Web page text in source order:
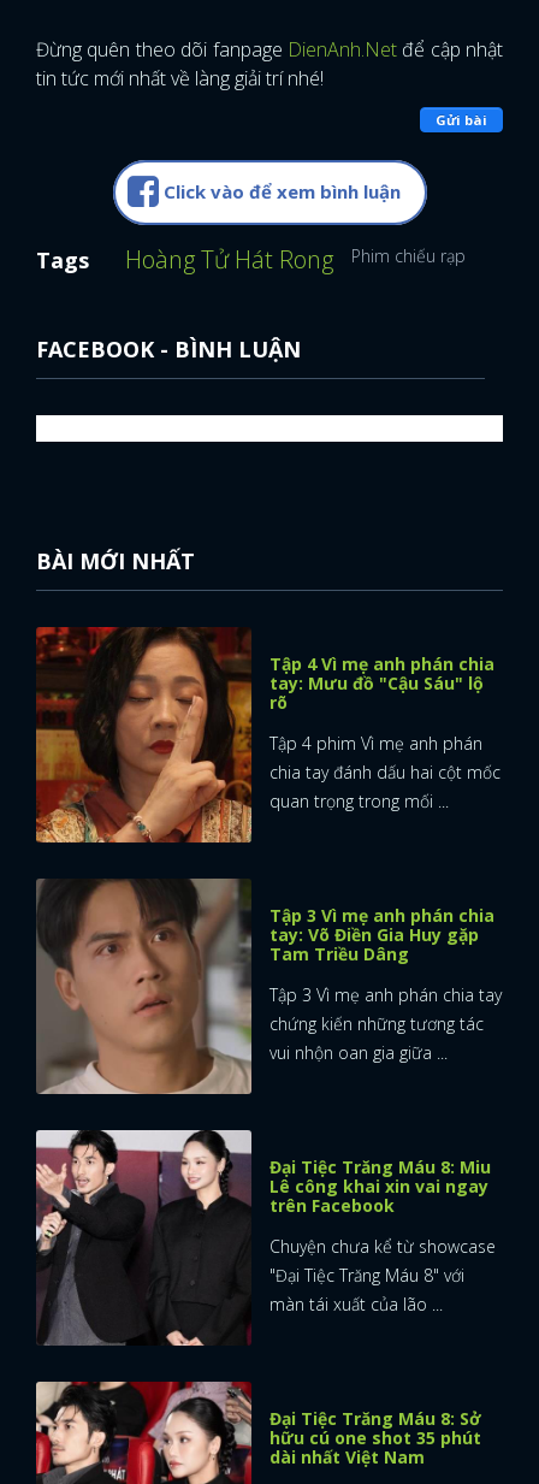
x
ĐĂNG NHẬP
FACEBOOK GOOGLE
Đừng quên theo dõi fanpage DienAnh.Net để cập nhật
tin tức mới nhất về làng giải trí nhé!
Gửi bài
Click vào để xem bình luận
Tags Hoàng Tử Hát Rong Phim chiếu rạp
FACEBOOK - BÌNH LUẬN
BÀI MỚI NHẤT
Tập 4 Vì mẹ anh phán chia
tay: Mưu đồ "Cậu Sáu" lộ
rõ
Tập 4 phim Vì mẹ anh phán
chia tay đánh dấu hai cột mốc
quan trọng trong mối ...
Tập 3 Vì mẹ anh phán chia
tay: Võ Điền Gia Huy gặp
Tam Triều Dâng
Tập 3 Vì mẹ anh phán chia tay
chứng kiến những tương tác
vui nhộn oan gia giữa ...
Đại Tiệc Trăng Máu 8: Miu
Lê công khai xin vai ngay
trên Facebook
Chuyện chưa kể từ showcase
"Đại Tiệc Trăng Máu 8" với
màn tái xuất của lão ...
Đại Tiệc Trăng Máu 8: Sở
hữu cú one shot 35 phút
dài nhất Việt Nam